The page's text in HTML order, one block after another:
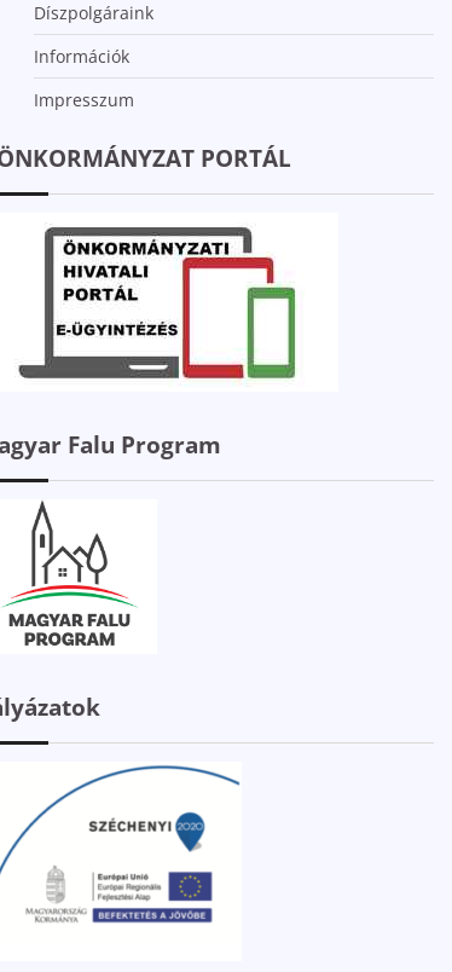
Díszpolgáraink
Információk
Impresszum
PORTÁL
Falu Program